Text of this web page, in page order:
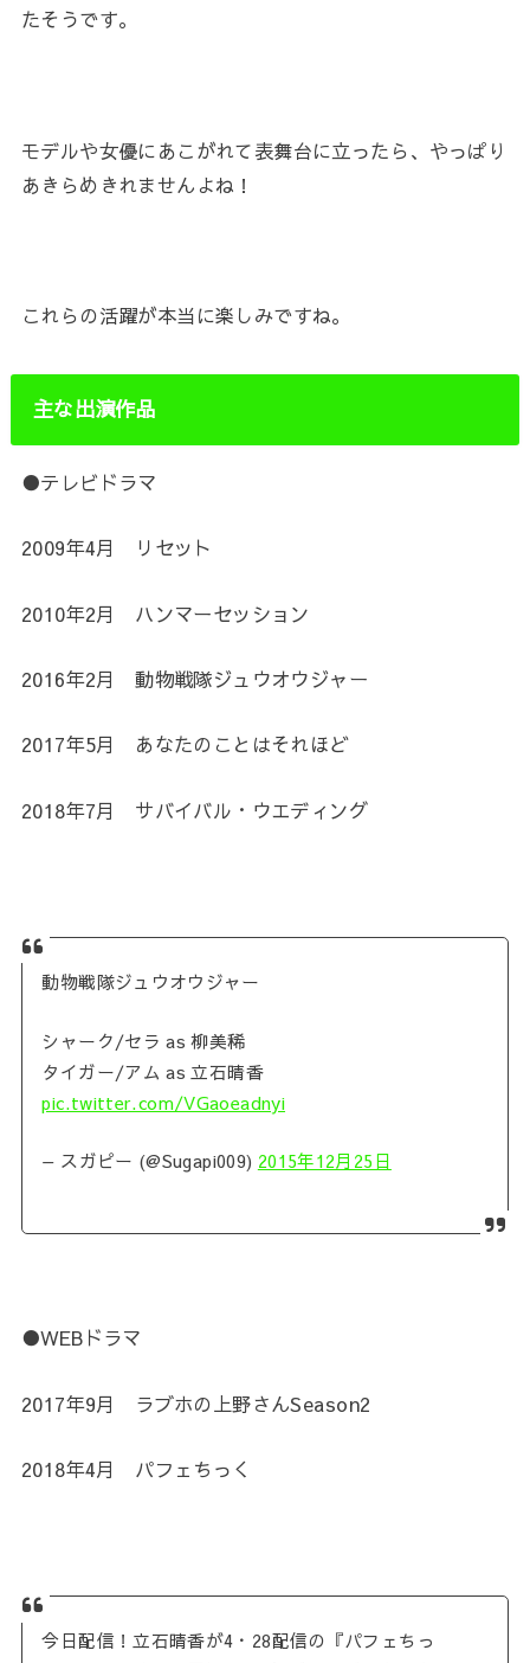
たそうです。
モデルや女優にあこがれて表舞台に立ったら、やっぱり
あきらめきれませんよね！
これらの活躍が本当に楽しみですね。
主な出演作品
●テレビドラマ
2009年4月 リセット
2010年2月 ハンマーセッション
2016年2月 動物戦隊ジュウオウジャー
2017年5月 あなたのことはそれほど
2018年7月 サバイバル・ウエディング
動物戦隊ジュウオウジャー
シャーク/セラ as 柳美稀
タイガー/アム as 立石晴香
pic.twitter.com/VGaoeadnyi
— スガピー (@Sugapi009) 2015年12月25日
●WEBドラマ
2017年9月 ラブホの上野さんSeason2
2018年4月 パフェちっく
今日配信！立石晴香が4・28配信の『パフェちっ